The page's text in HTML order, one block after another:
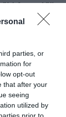
parties, or
for
opt-out
that after your
seeing
utilized by
prior to
framställa
minsann
den naive
har dock
vilket
artikel.